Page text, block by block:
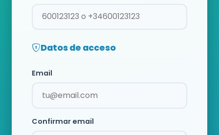
Datos de acceso
Email
Confirmar email